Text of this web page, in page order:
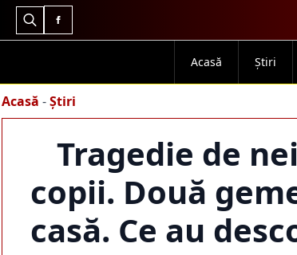
Search
Acasă Știri
Acasă -Știri
Tragedie de
copii. Două
casă. Ce au